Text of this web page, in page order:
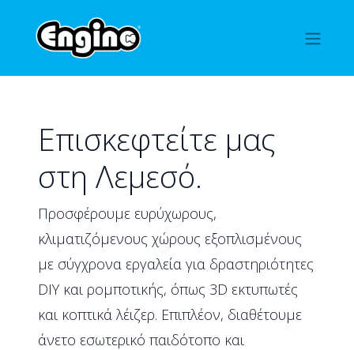
Επισκεφτείτε μας
στη Λεμεσό.
Προσφέρουμε ευρύχωρους,
κλιματιζόμενους χώρους εξοπλισμένους
με σύγχρονα εργαλεία για δραστηριότητες
DIY και ρομποτικής, όπως 3D εκτυπωτές
και κοπτικά λέιζερ. Επιπλέον, διαθέτουμε
άνετο εσωτερικό παιδότοπο και